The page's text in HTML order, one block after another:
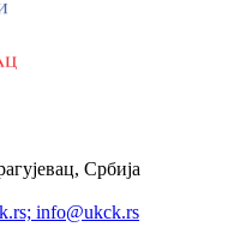
Србија
info@ukck.rs